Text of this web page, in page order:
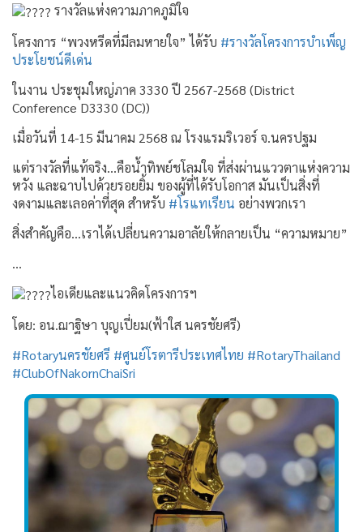
รางวัลแห่งความภาคภูมิใจ
โครงการ “พวงหรีดที่มีลมหายใจ” ได้รับ #รางวัลโครงการบำเพ็ญ
ประโยชน์ดีเด่น
ในงาน ประชุมใหญ่ภาค 3330 ปี 2567-2568 (District
Conference D3330 (DC))
เมื่อวันที่ 14-15 มีนาคม 2568 ณ โรงแรมริเวอร์ จ.นครปฐม
แต่รางวัลที่แท้จริง…คือน้ำทิพย์ชโลมใจ ที่ส่งผ่านแววตาแห่งความ
หวัง และฉาบไปด้วยรอยยิ้ม ของผู้ที่ได้รับโอกาส มันเป็นสิ่งที่
งดงามและเลอค่าที่สุด สำหรับ #โรแทเรียน อย่างพวกเรา
สิ่งสำคัญคือ…เราได้เปลี่ยนความอาลัยให้กลายเป็น “ความหมาย”
…
ไอเดียและแนวคิดโครงการฯ
โดย: อน.ฌาฐิษา บุญเปี่ยม(ฟ้าใส นครชัยศรี)
#Rotaryนครชัยศรี #ศูนย์โรตารีประเทศไทย #RotaryThailand
#ClubOfNakornChaiSri